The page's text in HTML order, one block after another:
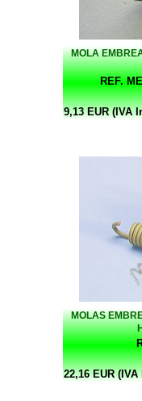
MOLA
REF.
9,13 EUR (IVA
MOLAS
22,16 EUR (IVA